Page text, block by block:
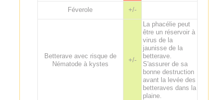
Féverole
+/-
Betterave avec risque de
Nématode à kystes
+/-
La phacélie peut
être un réservoir à
virus de la
jaunisse de la
betterave.
S'assurer de sa
bonne destruction
avant la levée des
betteraves dans la
plaine.